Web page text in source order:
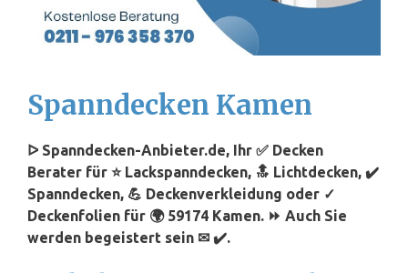
Spanndecken Kamen
ᐅ Spanndecken-Anbieter.de, Ihr ✅ Decken
Berater für ⭐ Lackspanndecken, 🔝 Lichtdecken, ✔️
Spanndecken, 💪 Deckenverkleidung oder ✓
Deckenfolien für 🌍 59174 Kamen. ⏩ Auch Sie
werden begeistert sein ✉ ✔️.